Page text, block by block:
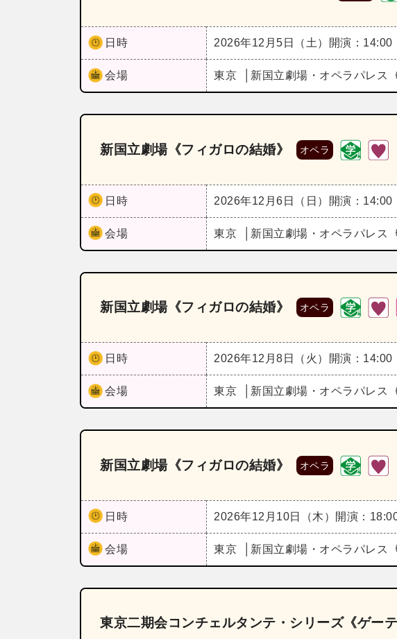
日時 2026年12月5日（土） 開演：14:00
会場 東京 新国立劇場・オペラパレス
新国立劇場《フィガロの結婚》 オペラ
日時 2026年12月6日（日） 開演：14:00
会場 東京 新国立劇場・オペラパレス
新国立劇場《フィガロの結婚》 オペラ
日時 2026年12月8日（火） 開演：14:00
会場 東京 新国立劇場・オペラパレス
新国立劇場《フィガロの結婚》 オペラ
日時 2026年12月10日（木） 開演：
会場 東京 新国立劇場・オペラパレス
東京二期会コンチェルタンテ・シリーズ《ゲー